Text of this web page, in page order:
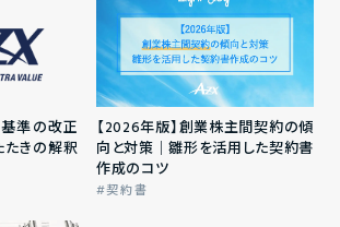
準の改正
きの解釈
【2026年版】創業株主間契約の傾
向と対策｜雛形を活用した契約書
作成のコツ
契約書